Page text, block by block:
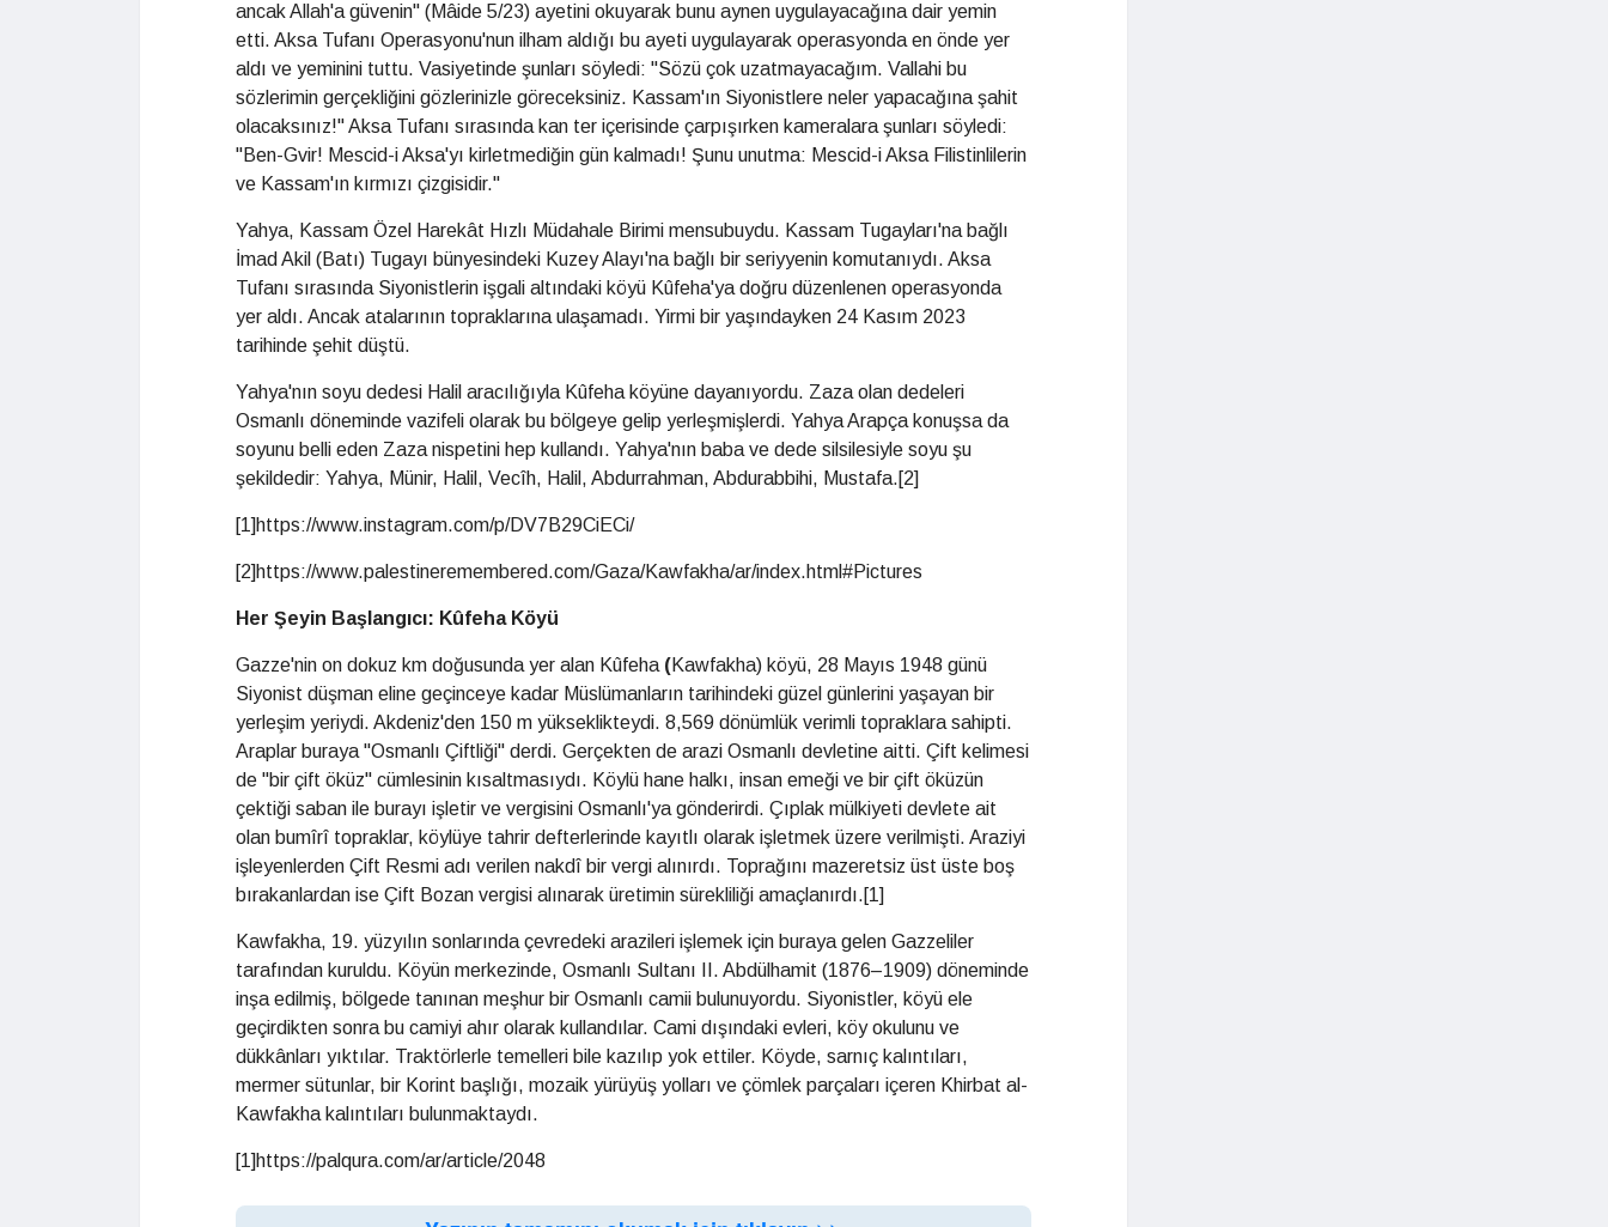
ancak Allah'a güvenin" (Mâide 5/23) ayetini okuyarak bunu aynen uygulayacağına dair yemin
etti. Aksa Tufanı Operasyonu'nun ilham aldığı bu ayeti uygulayarak operasyonda en önde yer
aldı ve yeminini tuttu. Vasiyetinde şunları söyledi: "Sözü çok uzatmayacağım. Vallahi bu
sözlerimin gerçekliğini gözlerinizle göreceksiniz. Kassam'ın Siyonistlere neler yapacağına şahit
olacaksınız!" Aksa Tufanı sırasında kan ter içerisinde çarpışırken kameralara şunları söyledi:
"Ben-Gvir! Mescid-i Aksa'yı kirletmediğin gün kalmadı! Şunu unutma: Mescid-i Aksa Filistinlilerin
ve Kassam'ın kırmızı çizgisidir."
Yahya, Kassam Özel Harekât Hızlı Müdahale Birimi mensubuydu. Kassam Tugayları'na bağlı
İmad Akil (Batı) Tugayı bünyesindeki Kuzey Alayı'na bağlı bir seriyyenin komutanıydı. Aksa
Tufanı sırasında Siyonistlerin işgali altındaki köyü Kûfeha'ya doğru düzenlenen operasyonda
yer aldı. Ancak atalarının topraklarına ulaşamadı. Yirmi bir yaşındayken 24 Kasım 2023
tarihinde şehit düştü.
Yahya'nın soyu dedesi Halil aracılığıyla Kûfeha köyüne dayanıyordu. Zaza olan dedeleri
Osmanlı döneminde vazifeli olarak bu bölgeye gelip yerleşmişlerdi. Yahya Arapça konuşsa da
soyunu belli eden Zaza nispetini hep kullandı. Yahya'nın baba ve dede silsilesiyle soyu şu
şekildedir: Yahya, Münir, Halil, Vecîh, Halil, Abdurrahman, Abdurabbihi, Mustafa.[2]
[1]https://www.instagram.com/p/DV7B29CiECi/
[2]https://www.palestineremembered.com/Gaza/Kawfakha/ar/index.html#Pictures
Her Şeyin Başlangıcı: Kûfeha Köyü
Gazze'nin on dokuz km doğusunda yer alan Kûfeha (Kawfakha) köyü, 28 Mayıs 1948 günü
Siyonist düşman eline geçinceye kadar Müslümanların tarihindeki güzel günlerini yaşayan bir
yerleşim yeriydi. Akdeniz'den 150 m yükseklikteydi. 8,569 dönümlük verimli topraklara sahipti.
Araplar buraya "Osmanlı Çiftliği" derdi. Gerçekten de arazi Osmanlı devletine aitti. Çift kelimesi
de "bir çift öküz" cümlesinin kısaltmasıydı. Köylü hane halkı, insan emeği ve bir çift öküzün
çektiği saban ile burayı işletir ve vergisini Osmanlı'ya gönderirdi. Çıplak mülkiyeti devlete ait
olan bumîrî topraklar, köylüye tahrir defterlerinde kayıtlı olarak işletmek üzere verilmişti. Araziyi
işleyenlerden Çift Resmi adı verilen nakdî bir vergi alınırdı. Toprağını mazeretsiz üst üste boş
bırakanlardan ise Çift Bozan vergisi alınarak üretimin sürekliliği amaçlanırdı.[1]
Kawfakha, 19. yüzyılın sonlarında çevredeki arazileri işlemek için buraya gelen Gazzeliler
tarafından kuruldu. Köyün merkezinde, Osmanlı Sultanı II. Abdülhamit (1876–1909) döneminde
inşa edilmiş, bölgede tanınan meşhur bir Osmanlı camii bulunuyordu. Siyonistler, köyü ele
geçirdikten sonra bu camiyi ahır olarak kullandılar. Cami dışındaki evleri, köy okulunu ve
dükkânları yıktılar. Traktörlerle temelleri bile kazılıp yok ettiler. Köyde, sarnıç kalıntıları,
mermer sütunlar, bir Korint başlığı, mozaik yürüyüş yolları ve çömlek parçaları içeren Khirbat al-
Kawfakha kalıntıları bulunmaktaydı.
[1]https://palqura.com/ar/article/2048